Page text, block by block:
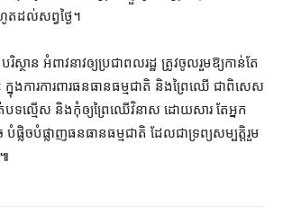
តដល់​សព្វថ្ងៃ។
ថាន អំពាវនាវ​ឲ្យ​ប្រជាពលរដ្ឋ ត្រូវ​ចូលរួម​ឱ្យ​កាន់តែ
ក្នុង​ការ​ការពារ​ធន​ធាន​ធម្មជាតិ និង​ព្រៃឈើ ជាពិសេស
បទល្មើស និង​កុំ​ឲ្យ​ព្រៃឈើ​វិនាស ដោយសារ តែ​អ្នក
ចបំផ្លាញ​ធនធានធម្មជាតិ ដែល​ជា​ទ្រព្យសម្បត្តិ​រួម​